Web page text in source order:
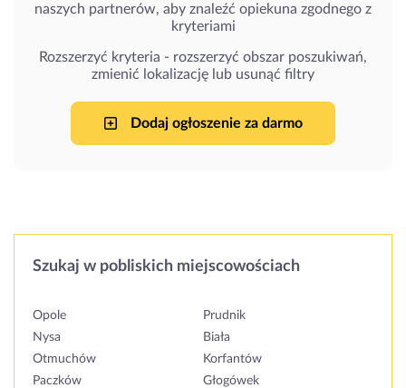
naszych partnerów, aby znaleźć opiekuna zgodnego z
kryteriami
Rozszerzyć kryteria - rozszerzyć obszar poszukiwań,
zmienić lokalizację lub usunąć filtry
Dodaj ogłoszenie za darmo
Szukaj w pobliskich miejscowościach
Opole
Prudnik
Nysa
Biała
Otmuchów
Korfantów
Paczków
Głogówek